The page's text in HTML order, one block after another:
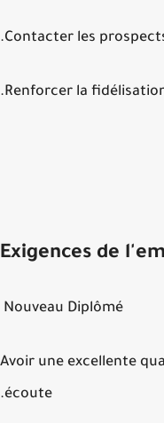
Contacter les
Renforcer la
Exigences de
Nouveau Diplômé
Avoir une excellente
écoute.